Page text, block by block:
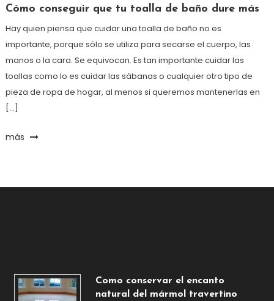
Cómo conseguir que tu toalla de baño dure más
Hay quien piensa que cuidar una toalla de baño no es
importante, porque sólo se utiliza para secarse el cuerpo, las
manos o la cara. Se equivocan. Es tan importante cuidar las
toallas como lo es cuidar las sábanas o cualquier otro tipo de
pieza de ropa de hogar, al menos si queremos mantenerlas en
[…]
más
Como conservar el encanto
natural del mármol travertino